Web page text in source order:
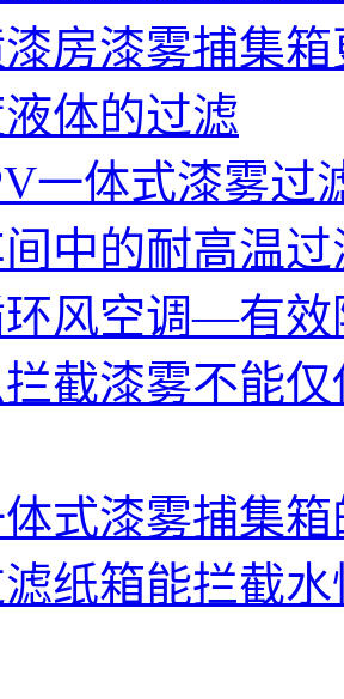
房漆雾捕集
体的过滤
一体式漆雾过
中的耐高温过
风空调—有效
截漆雾不能
式漆雾捕集
纸箱能拦截水